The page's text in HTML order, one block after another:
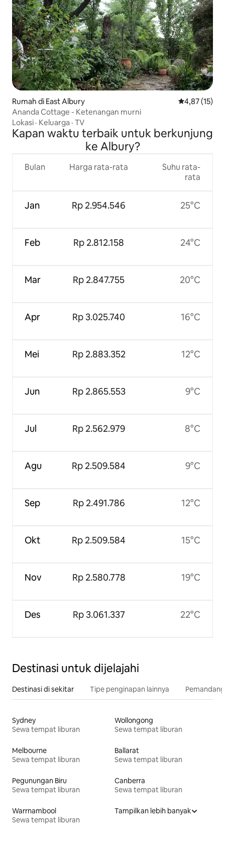
Rumah di East Albury Nilai rata-
4,87 (15)
Ananda Cottage - Ketenangan murni
Lokasi · Keluarga · TV
Kapan waktu terbaik untuk berkunjung
ke Albury?
Bulan
Jan
Feb
Mar
Apr
Mei
Jun
Jul
Agu
Sep
Okt
Nov
Des
Harga rata-rata
Rp 2.954.546
Rp 2.812.158
Rp 2.847.755
Rp 3.025.740
Rp 2.883.352
Rp 2.865.553
Rp 2.562.979
Rp 2.509.584
Rp 2.491.786
Rp 2.509.584
Rp 2.580.778
Rp 3.061.337
Suhu rata-
rata
25°C
24°C
20°C
16°C
12°C
9°C
8°C
9°C
12°C
15°C
19°C
22°C
Destinasi untuk dijelajahi
Destinasi di sekitar Tipe penginapan lainnya
Sydney
Sewa tempat liburan
Wollongong
Sewa tempat liburan
Melbourne
Sewa tempat liburan
Ballarat
Sewa tempat liburan
Pegunungan Biru
Sewa tempat liburan
Canberra
Sewa tempat liburan
Warrnambool
Sewa tempat liburan
Tampilkan lebih banyak